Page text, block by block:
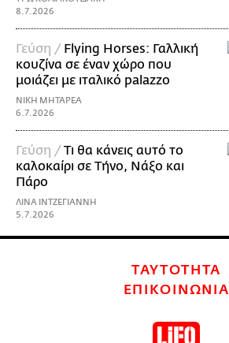
8.7.2026
Γεύση / Flying Horses: Γαλλική
κουζίνα σε έναν χώρο που
μοιάζει με ιταλικό palazzo
ΝΙΚΗ ΜΗΤΑΡΕΑ
6.7.2026
Γεύση /Τι θα κάνεις αυτό το
καλοκαίρι σε Τήνο, Νάξο και
Πάρο
ΛΙΝΑ ΙΝΤΖΕΓΙΑΝΝΗ
5.7.2026
ΤΑΥΤΟΤΗΤΑ
ΕΠΙΚΟΙΝΩΝΙΑ